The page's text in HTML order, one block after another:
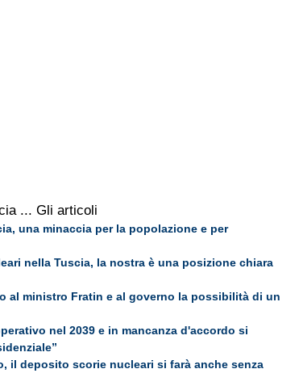
... Gli articoli
una minaccia per la popolazione e per
nella Tuscia, la nostra è una posizione chiara
al ministro Fratin e al governo la possibilità di un
nel 2039 e in mancanza d'accordo si
il deposito scorie nucleari si farà anche senza